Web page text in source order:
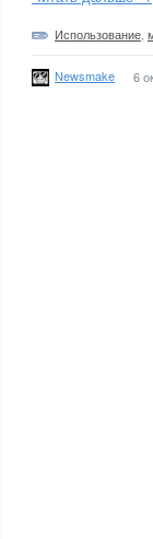
Использование
Newsmake 6